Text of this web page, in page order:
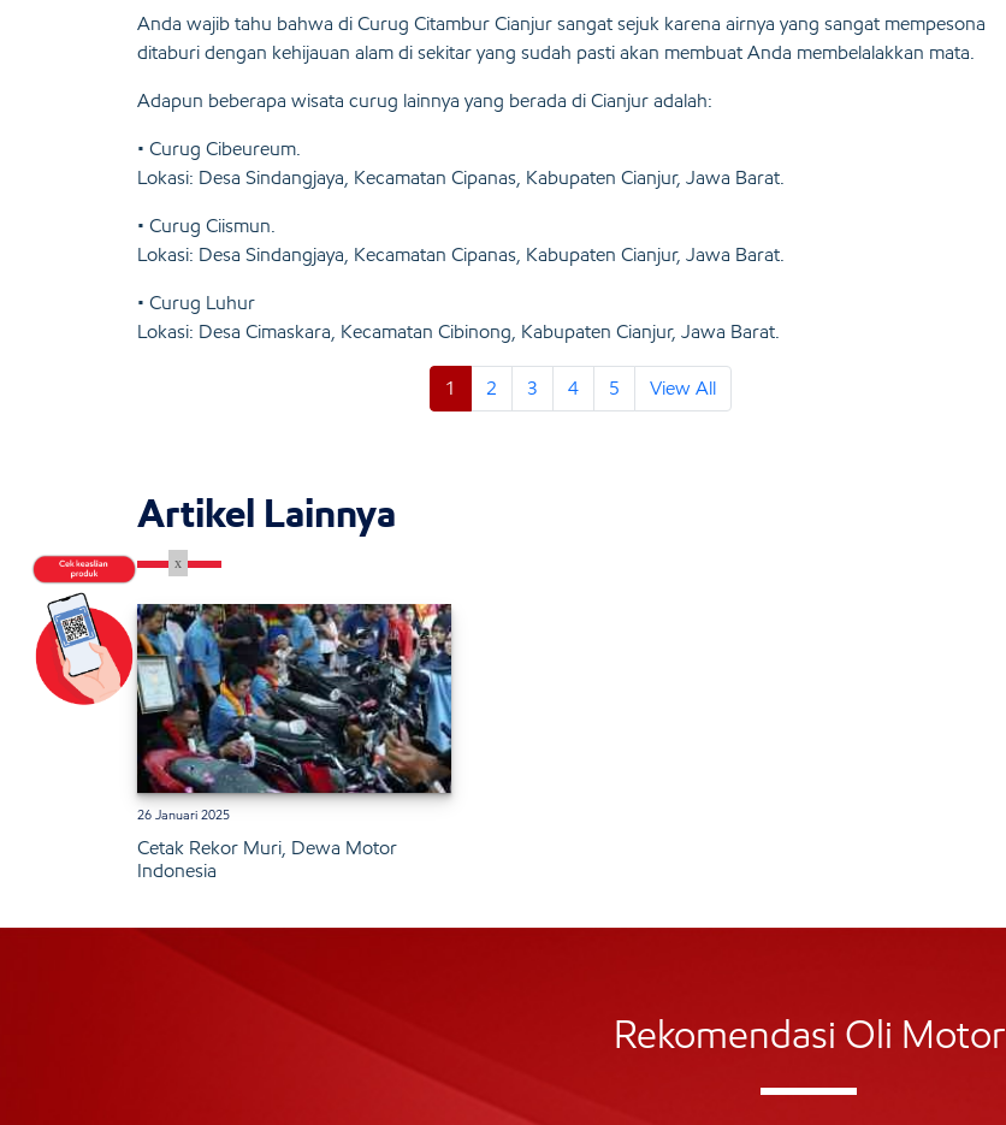
Anda wajib tahu bahwa di Curug Citambur Cianjur sangat sejuk karena airnya yang sangat mempesona
ditaburi dengan kehijauan alam di sekitar yang sudah pasti akan membuat Anda membelalakkan mata.
Adapun beberapa wisata curug lainnya yang berada di Cianjur adalah:
• Curug Cibeureum.
Lokasi: Desa Sindangjaya, Kecamatan Cipanas, Kabupaten Cianjur, Jawa Barat.
• Curug Ciismun.
Lokasi: Desa Sindangjaya, Kecamatan Cipanas, Kabupaten Cianjur, Jawa Barat.
• Curug Luhur
Lokasi: Desa Cimaskara, Kecamatan Cibinong, Kabupaten Cianjur, Jawa Barat.
1 2 3 4 5 View All
Artikel Lainnya
26 Januari 2025
Cetak Rekor Muri, Dewa Motor
Indonesia
Rekomendasi Oli Motor
x